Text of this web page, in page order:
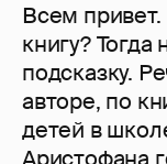
Всем
книгу?
подсказку.
авторе, по
детей в